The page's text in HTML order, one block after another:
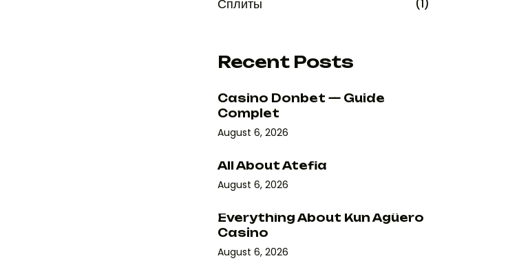
Сплиты (1)
Recent Posts
Casino Donbet — Guide
Complet
August 6, 2026
All About Atefia
August 6, 2026
Everything About Kun Agüero
Casino
August 6, 2026